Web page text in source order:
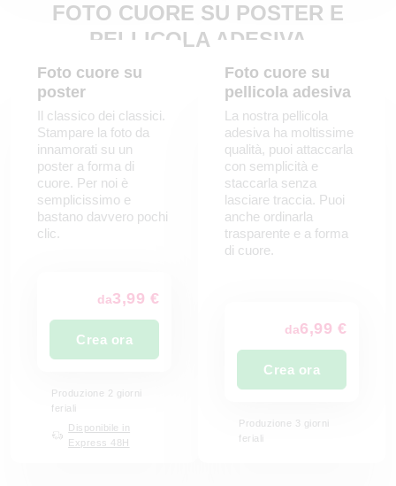
FOTO CUORE SU POSTER E
PELLICOLA ADESIVA
Foto cuore su
poster
Il classico dei classici.
Stampare la foto da
innamorati su un
poster a forma di
cuore. Per noi è
semplicissimo e
bastano davvero pochi
clic.
da3,99 €
Crea ora
Produzione 2 giorni
feriali
Disponibile in
Express 48H
Foto cuore su
pellicola adesiva
La nostra pellicola
adesiva ha moltissime
qualità, puoi attaccarla
con semplicità e
staccarla senza
lasciare traccia. Puoi
anche ordinarla
trasparente e a forma
di cuore.
da6,99 €
Crea ora
Produzione 3 giorni
feriali